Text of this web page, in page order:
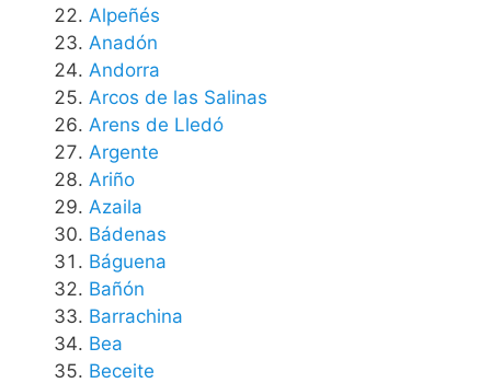
Alpeñés
Anadón
Andorra
Arcos de las Salinas
Arens de Lledó
Argente
Ariño
Azaila
Bádenas
Báguena
Bañón
Barrachina
Bea
Beceite